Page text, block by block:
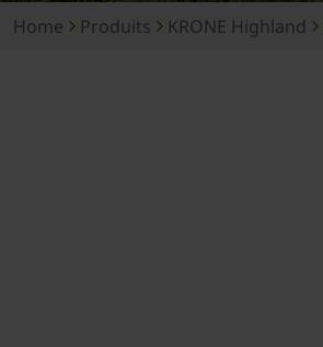
Home Produits KRONE Highland